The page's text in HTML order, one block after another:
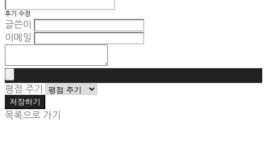
후기 수정
글쓴이
이메일
평점 주기
저장하기
목록으로 가기